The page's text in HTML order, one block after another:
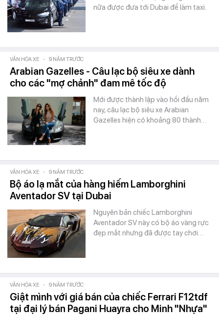
nữa được đưa tới Dubai để làm taxi.
VĂN HÓA XE - 9 NĂM TRƯỚC
Arabian Gazelles - Câu lạc bộ siêu xe dành
cho các "mợ chảnh" đam mê tốc độ
Mới được thành lập vào hồi đầu năm
nay, câu lạc bộ siêu xe Arabian
Gazelles hiện có khoảng 80 thành…
VĂN HÓA XE - 9 NĂM TRƯỚC
Bộ áo lạ mắt của hàng hiếm Lamborghini
Aventador SV tại Dubai
Nguyên bản chiếc Lamborghini
Aventador SV này có bộ áo vàng rực
đẹp mắt nhưng đã được tay chơi…
VĂN HÓA XE - 9 NĂM TRƯỚC
Giật mình với giá bán của chiếc Ferrari F12tdf
tại đại lý bán Pagani Huayra cho Minh "Nhựa"